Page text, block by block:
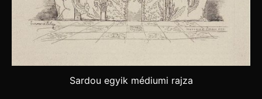
Sardou egyik médiumi rajza